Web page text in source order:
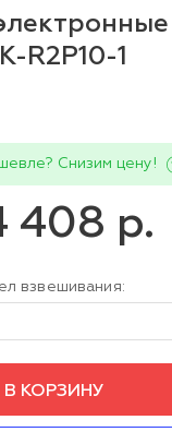
R2P10-1
Снизим цену!
408 р.
взвешивания:
В КОРЗИНУ